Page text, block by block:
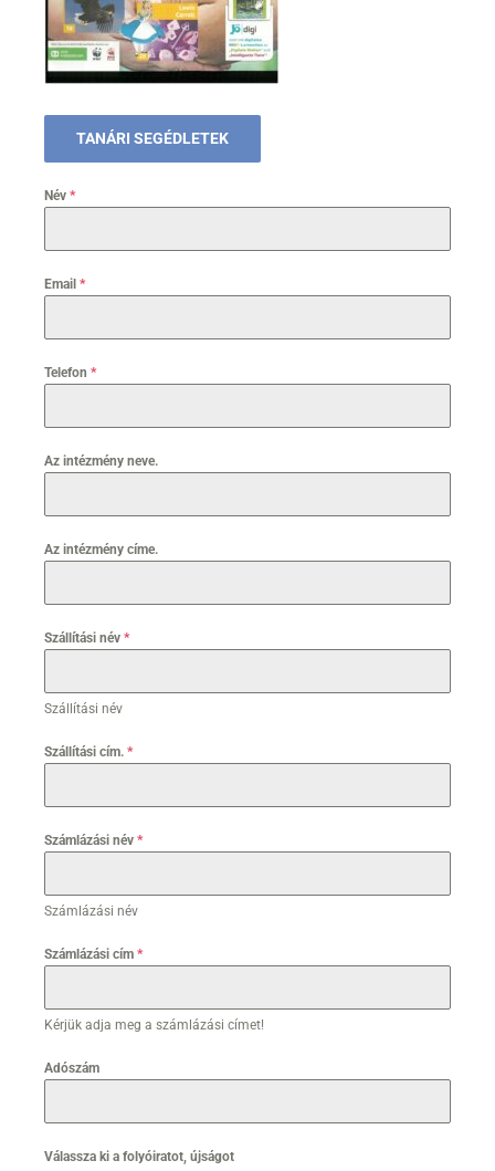
TANÁRI SEGÉDLETEK
Név *
Email *
Telefon *
Az intézmény neve.
Az intézmény címe.
Szállítási név *
Szállítási név
Szállítási cím. *
Számlázási név *
Számlázási név
Számlázási cím *
Kérjük adja meg a számlázási címet!
Adószám
Válassza ki a folyóiratot, újságot